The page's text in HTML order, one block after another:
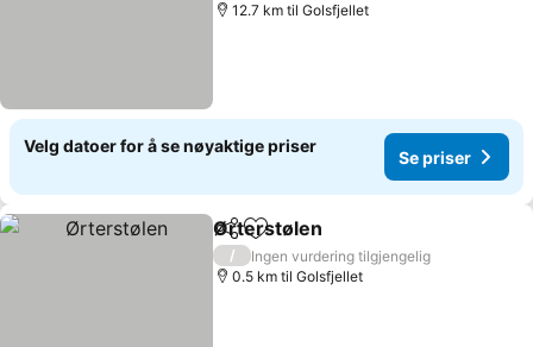
12.7 km til Golsfjellet
Velg datoer for å se nøyaktige priser
Se priser
Del Legg til i favoritter
Ørterstølen
/
Ingen vurdering tilgjengelig
0.5 km til Golsfjellet